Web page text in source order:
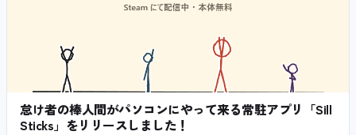
怠け者の棒人間がパソコンにやって来る常駐アプリ「Sill
Sticks」をリリースしました！